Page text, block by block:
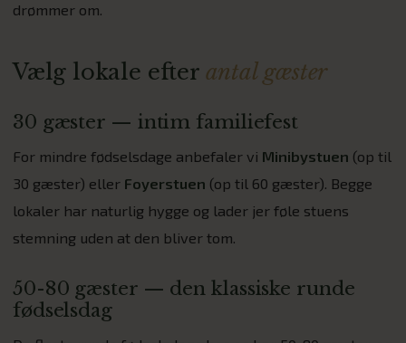
drømmer om.
Vælg lokale efter antal gæster
30 gæster — intim familiefest
For mindre fødselsdage anbefaler vi Minibystuen (op til
30 gæster) eller Foyerstuen (op til 60 gæster). Begge
lokaler har naturlig hygge og lader jer føle stuens
stemning uden at den bliver tom.
50-80 gæster — den klassiske runde
fødselsdag